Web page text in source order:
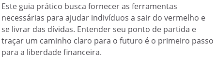
Este guia prático busca fornecer as ferramentas
necessárias para ajudar indivíduos a sair do vermelho e
se livrar das dívidas. Entender seu ponto de partida e
traçar um caminho claro para o futuro é o primeiro passo
para a liberdade financeira.